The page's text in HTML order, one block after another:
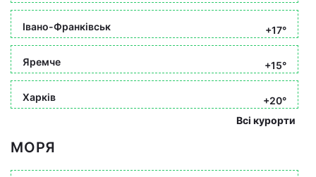
Івано-Франківськ +17°
Яремче +15°
Харків
+20°
Всі курорти
МОРЯ